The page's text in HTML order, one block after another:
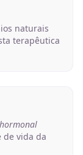
naturais
terapêutica
vida da